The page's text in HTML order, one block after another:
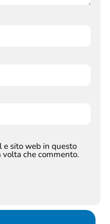
e sito web in questo
che commento.